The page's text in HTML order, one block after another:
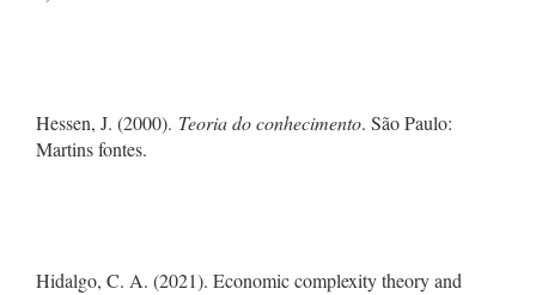
Hessen, J. (2000). Teoria do conhecimento. São Paulo:
Martins fontes.
Hidalgo, C. A. (2021). Economic complexity theory and